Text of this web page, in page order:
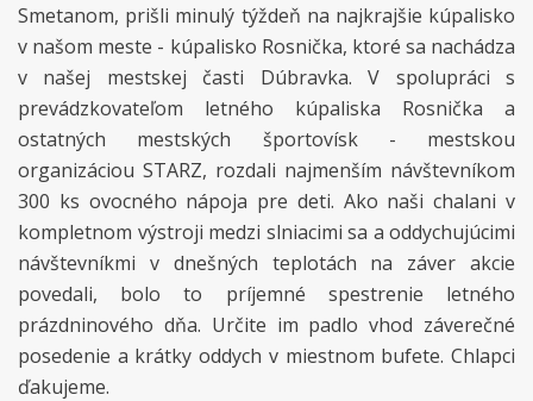
Smetanom, prišli minulý týždeň na najkrajšie kúpalisko
v našom meste - kúpalisko Rosnička, ktoré sa nachádza
v našej mestskej časti Dúbravka. V spolupráci s
prevádzkovateľom letného kúpaliska Rosnička a
ostatných mestských športovísk - mestskou
organizáciou STARZ, rozdali najmenším návštevníkom
300 ks ovocného nápoja pre deti. Ako naši chalani v
kompletnom výstroji medzi slniacimi sa a oddychujúcimi
návštevníkmi v dnešných teplotách na záver akcie
povedali, bolo to príjemné spestrenie letného
prázdninového dňa. Určite im padlo vhod záverečné
posedenie a krátky oddych v miestnom bufete. Chlapci
ďakujeme.